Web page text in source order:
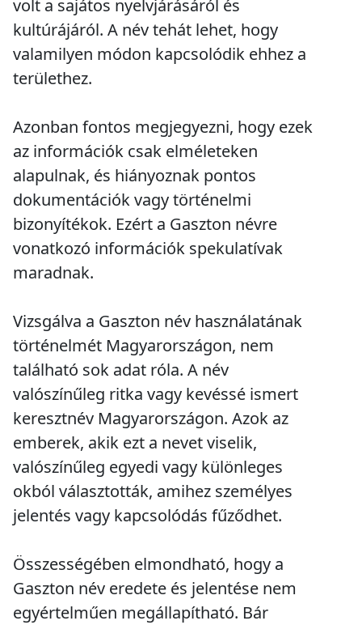
volt a sajátos nyelvjárásáról és
kultúrájáról. A név tehát lehet, hogy
valamilyen módon kapcsolódik ehhez a
területhez.
Azonban fontos megjegyezni, hogy ezek
az információk csak elméleteken
alapulnak, és hiányoznak pontos
dokumentációk vagy történelmi
bizonyítékok. Ezért a Gaszton névre
vonatkozó információk spekulatívak
maradnak.
Vizsgálva a Gaszton név használatának
történelmét Magyarországon, nem
található sok adat róla. A név
valószínűleg ritka vagy kevéssé ismert
keresztnév Magyarországon. Azok az
emberek, akik ezt a nevet viselik,
valószínűleg egyedi vagy különleges
okból választották, amihez személyes
jelentés vagy kapcsolódás fűződhet.
Összességében elmondható, hogy a
Gaszton név eredete és jelentése nem
egyértelműen megállapítható. Bár